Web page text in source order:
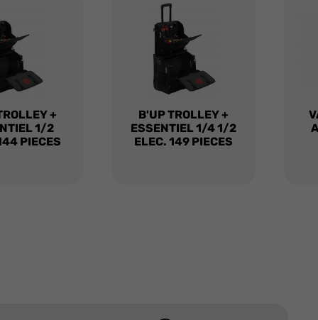
+
1/2
PIECES
B'UP TROLLEY +
ESSENTIEL 1/4 1/2
ELEC. 149 PIECES